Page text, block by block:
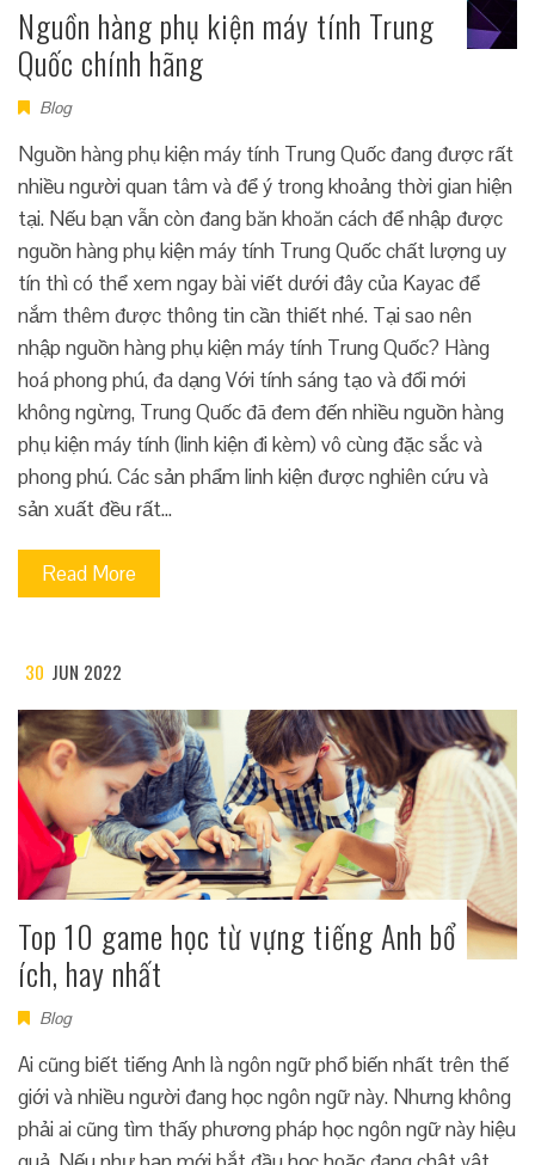
Nguồn hàng phụ kiện máy tính Trung
Quốc chính hãng
Blog
Nguồn hàng phụ kiện máy tính Trung Quốc đang được rất
nhiều người quan tâm và để ý trong khoảng thời gian hiện
tại. Nếu bạn vẫn còn đang băn khoăn cách để nhập được
nguồn hàng phụ kiện máy tính Trung Quốc chất lượng uy
tín thì có thể xem ngay bài viết dưới đây của Kayac để
nắm thêm được thông tin cần thiết nhé. Tại sao nên
nhập nguồn hàng phụ kiện máy tính Trung Quốc? Hàng
hoá phong phú, đa dạng Với tính sáng tạo và đổi mới
không ngừng, Trung Quốc đã đem đến nhiều nguồn hàng
phụ kiện máy tính (linh kiện đi kèm) vô cùng đặc sắc và
phong phú. Các sản phẩm linh kiện được nghiên cứu và
sản xuất đều rất…
Read More
30 JUN 2022
Top 10 game học từ vựng tiếng Anh bổ
ích, hay nhất
Blog
Ai cũng biết tiếng Anh là ngôn ngữ phổ biến nhất trên thế
giới và nhiều người đang học ngôn ngữ này. Nhưng không
phải ai cũng tìm thấy phương pháp học ngôn ngữ này hiệu